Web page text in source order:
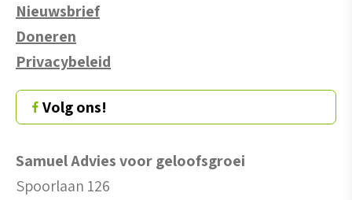
Nieuwsbrief
Doneren
Privacybeleid
Volg ons!
Samuel Advies voor geloofsgroei
Spoorlaan 126